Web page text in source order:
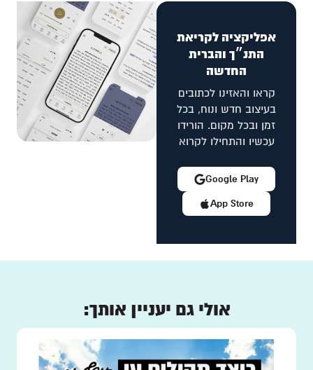
אפליקציה לקריאת
התנ״ך והברית
החדשה
קראו והאזינו לכתובים
בעיצוב חדש ונוח, בכל
זמן ובכל מקום. הורידו
עכשיו והתחילו לקרוא
App Store
Google Play
אולי גם יעניין אותך: